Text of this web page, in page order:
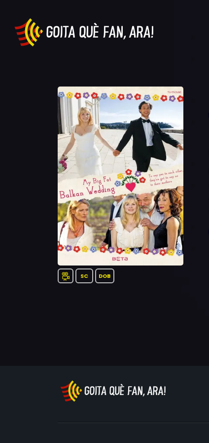
SC DOB